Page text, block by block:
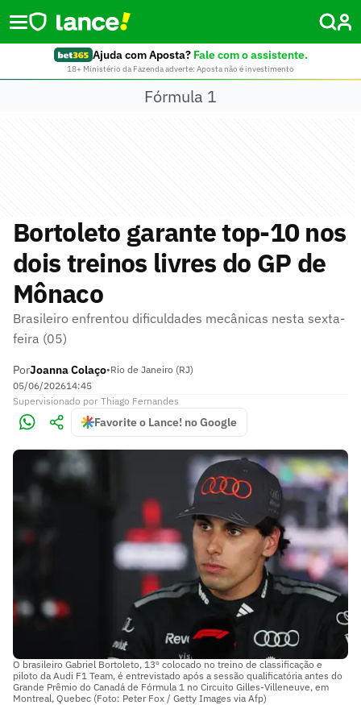
Ajuda com Aposta? Fale com o assistente.
18+ Ministério da Fazenda adverte: Aposta não é investimento
Fórmula 1
Bortoleto garante top-10 nos
dois treinos livres do GP de
Mônaco
Brasileiro enfrentou dificuldades mecânicas nesta sexta-
feira (05)
PorJoanna Colaço•Rio de Janeiro (RJ)
05/06/202614:45
Supervisionado por Thiago Fernandes
Favorite o Lance! no Google
O brasileiro Gabriel Bortoleto, 13º colocado no treino de classificação e
piloto da Audi F1 Team, é entrevistado após a sessão qualificatória antes do
Grande Prêmio do Canadá de Fórmula 1 no Circuito Gilles-Villeneuve, em
Montreal, Quebec (Foto: Peter Fox / Getty Images via Afp)